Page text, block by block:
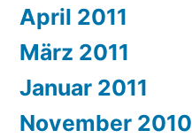
April 2011
März 2011
Januar 2011
November 2010